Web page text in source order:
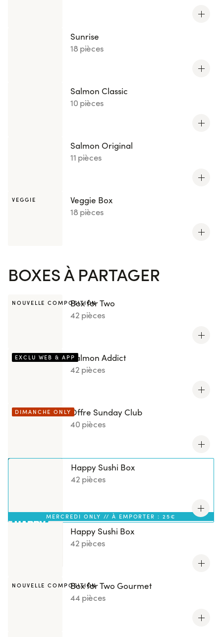
Sunrise
18 pièces
Salmon Classic
10 pièces
Salmon Original
11 pièces
VEGGIE
Veggie Box
18 pièces
BOXES À PARTAGER
NOUVELLE COMPOSITION
Box for Two
42 pièces
EXCLU WEB & APPSalmon Addict
42 pièces
DIMANCHE ONLY Offre Sunday Club
40 pièces
MERCREDI ONLY // À EMPORTER : 25€
Happy Sushi Box
42 pièces
Happy Sushi Box
42 pièces
NOUVELLE COMPOSITIONBox for Two Gourmet
44 pièces